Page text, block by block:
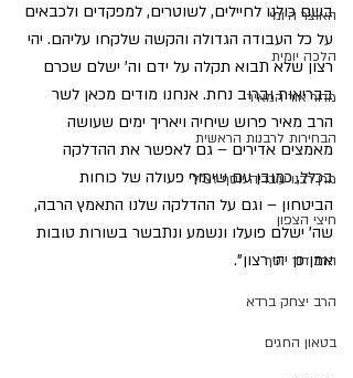
האוצר היומי
הלכה יומית
מדור אור המאיר
הבחירות לרבנות הראשית
מרן רבנו עובדיה יוסף זצ"ל
חיצי הצפון
הרב דוד יוסף
הרב יצחק ברדא
בטאון החגים
בשם כולנו לחיילים, לשוטרים, למפקדים ולכבאים
על כל העבודה הגדולה והקשה שלקחו עליהם. יהי
רצון שלא תבוא תקלה על ידם וה’ ישלם שכרם
בבריאות וברוב נחת. אנחנו מודים מכאן לשר
הרב מאיר פרוש שיחיה ויאריך ימים שעושה
מאמצים אדירים – גם לאפשר את ההדלקה
בכלל, כמובן עם שיתוף פעולה של כוחות
הביטחון – וגם על ההדלקה שלנו התאמץ הרבה,
שה’ ישלם פועלו ונשמע ונתבשר בשורות טובות
אמן כן יהי רצון”.